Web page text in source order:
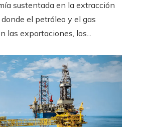
sustentada en la extracción
el petróleo y el gas
las exportaciones, los...